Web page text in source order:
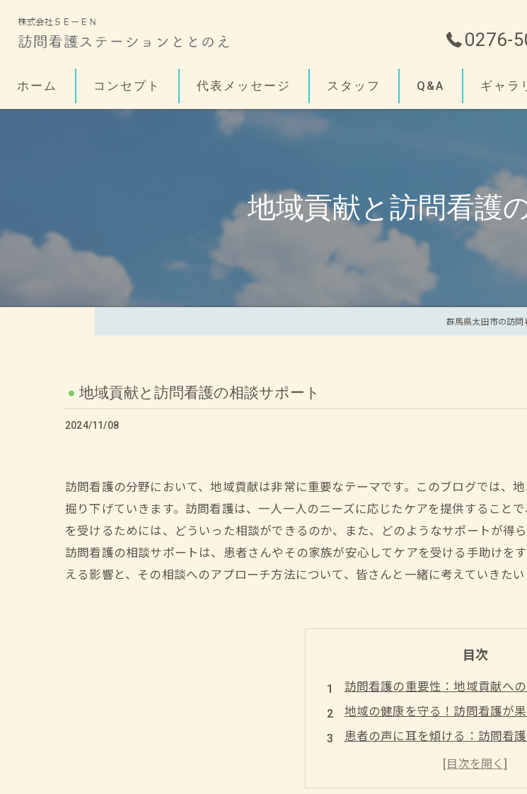
0276-
ホーム コンセプト 代表メッセージ スタッフ Q&A ギャラ
地域貢献と訪問看護
群馬県太田市の訪問
地域貢献と訪問看護の相談サポート
2024/11/08
訪問看護の分野において、地域貢献は非常に重要なテーマです。このブログでは、
掘り下げていきます。訪問看護は、一人一人のニーズに応じたケアを提供すること
を受けるためには、どういった相談ができるのか、また、どのようなサポートが得
訪問看護の相談サポートは、患者さんやその家族が安心してケアを受ける手助けを
える影響と、その相談へのアプローチ方法について、皆さんと一緒に考えていきた
目次
訪問看護の重要性：地域貢献へ
地域の健康を守る！訪問看護が果
患者の声に耳を傾ける：訪問看
安心のためのサポート：訪問看
地域貢献を実現する訪問看護の